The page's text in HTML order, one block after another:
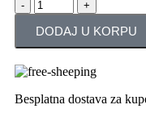
DODAJ U KORPU
Besplatna dostava za